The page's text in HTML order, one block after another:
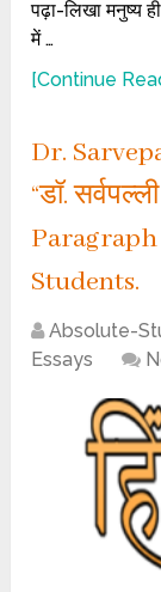
पढ़ा-लिखा मनुष्य
में …
[Continue
Dr.
“डॉ.
Paragraph
Students.
Absolute-
Essays